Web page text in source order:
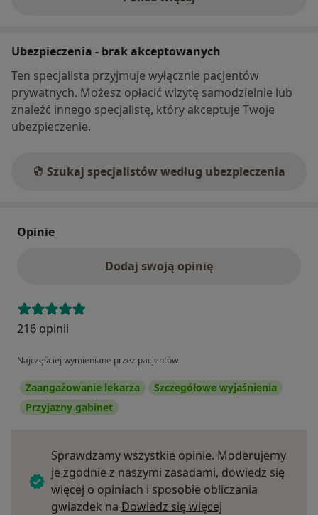
o adresie
Ubezpieczenia - brak akceptowanych
Ten specjalista przyjmuje wyłącznie pacjentów
prywatnych. Możesz opłacić wizytę samodzielnie lub
znaleźć innego specjalistę, który akceptuje Twoje
ubezpieczenie.
Szukaj specjalistów według ubezpieczenia
Opinie
Dodaj swoją opinię
216 opinii
Najczęściej wymieniane przez pacjentów
Zaangażowanie lekarza
Szczegółowe wyjaśnienia
Przyjazny gabinet
Sprawdzamy wszystkie opinie. Moderujemy
je zgodnie z naszymi zasadami, dowiedz się
więcej o opiniach i sposobie obliczania
gwiazdek na Dowiedz się więcej